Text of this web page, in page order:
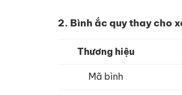
2. Bình ắc quy thay cho
Thương hiệu
Mã bình